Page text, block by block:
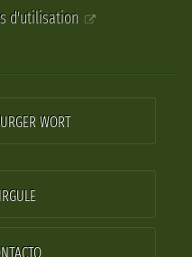
d'utilisation
WORT